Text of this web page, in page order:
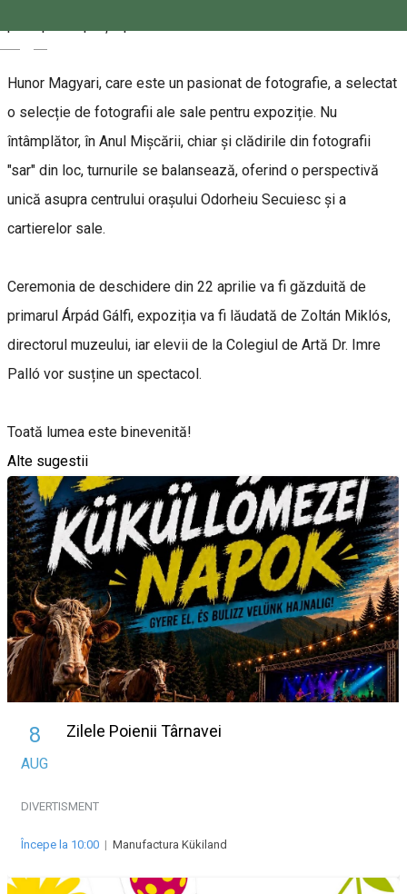
Hunor Magyari, care este un pasionat de fotografie, a selectat
o selecție de fotografii ale sale pentru expoziție. Nu
întâmplător, în Anul Mișcării, chiar și clădirile din fotografii
"sar" din loc, turnurile se balansează, oferind o perspectivă
unică asupra centrului orașului Odorheiu Secuiesc și a
cartierelor sale.
Ceremonia de deschidere din 22 aprilie va fi găzduită de
primarul Árpád Gálfi, expoziția va fi lăudată de Zoltán Miklós,
directorul muzeului, iar elevii de la Colegiul de Artă Dr. Imre
Palló vor susține un spectacol.
Toată lumea este binevenită!
Alte sugestii
8
AUG
Zilele Poienii Târnavei
DIVERTISMENT
Începe la 10:00 | Manufactura Kükiland